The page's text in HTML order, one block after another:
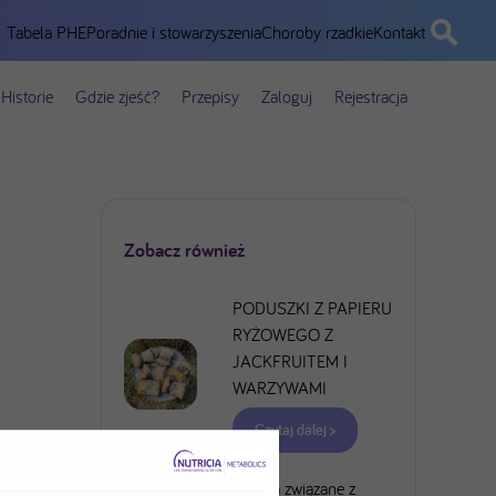
Tabela PHEPoradnie i stowarzyszeniaChoroby rzadkieKontakt
Gdzie zjeść? Przepisy Zaloguj Rejestracja
Zobacz również
PODUSZKI Z PAPIERU
RYŻOWEGO Z
JACKFRUITEM I
WARZYWAMI
Czytaj dalej >
Ryzyka związane z